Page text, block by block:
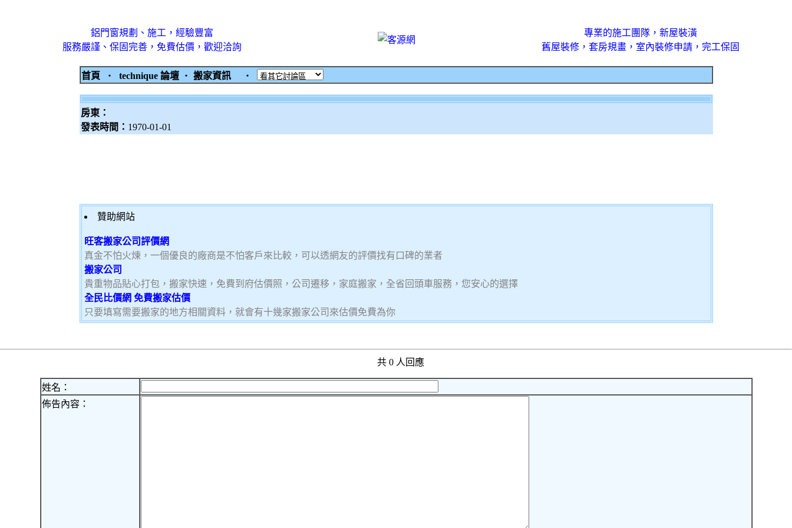
鋁門窗規劃、施工，經驗豐富
服務嚴謹、保固完善，免費估價，歡迎洽詢
專業的施工團隊，新屋裝潢
舊屋裝修，套房規畫，室內裝修申請，完工保固
首頁 ‧ technique 論壇 ‧ 搬家資訊 ‧
房東：
發表時間： 1970-01-01
贊助網站
旺客搬家公司評價網
真金不怕火煉，一個優良的廠商是不怕客戶來比較，可以透網友的評價找有口碑的業者
搬家公司
貴重物品貼心打包，搬家快速，免費到府估價照，公司遷移，家庭搬家，全省回頭車服務，您安心的選擇
全民比價網 免費搬家估價
只要填寫需要搬家的地方相關資料，就會有十幾家搬家公司來估價免費為你
共 0 人回應
姓名：
佈告內容：